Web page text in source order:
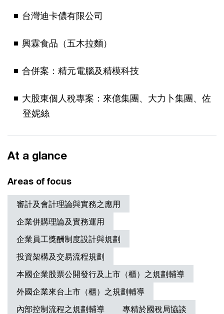
台灣迪卡儂有限公司
興霖食品（五木拉麵）
合併案：精元電腦及精模科技
大股東個人稅專案：來億集團、大力卜集團、佐
登妮絲
At a glance
Areas of focus
審計及會計理論與實務之應用
企業併購理論及實務運用
企業員工獎酬制度設計與規劃
投資架構及交易流程規劃
本國企業股票公開發行及上市（櫃）之規劃輔導
外國企業來台上市（櫃）之規劃輔導
內部控制流程之規劃輔導
專精於國稅局協談